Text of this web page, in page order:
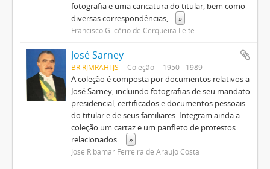
fotografia e uma caricatura do titular, bem como
diversas correspondências,... »
Francisco Glicério de Cerqueira Leite
José Sarney
BR RJMRAHI JS Coleção 1950 - 1989
A coleção é composta por documentos relativos a
José Sarney, incluindo fotografias de seu mandato
presidencial, certificados e documentos pessoais
do titular e de seus familiares. Integram ainda a
coleção um cartaz e um panfleto de protestos
relacionados ... »
José Ribamar Ferreira de Araújo Costa